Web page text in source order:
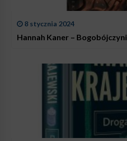
8 stycznia 2024
Hannah Kaner – Bogobójczyni